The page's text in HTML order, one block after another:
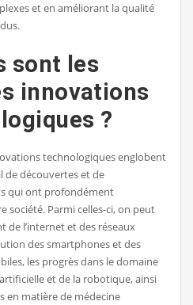
et en améliorant la qualité
sont les
innovations
?
technologiques englobent
de découvertes et de
qui ont profondément
société. Parmi celles-ci, on peut
de l’internet et des réseaux
des smartphones et des
les progrès dans le domaine
et de la robotique, ainsi
en matière de médecine